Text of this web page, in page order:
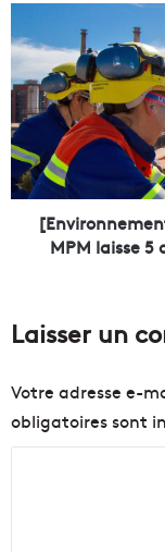
,
j
e
t
’
a
i
m
e
f
m
e
t
E
n
v
i
r
o
n
n
]
C
o
n
MPM laisse
Laisser un
Votre adresse e-
obligatoires sont